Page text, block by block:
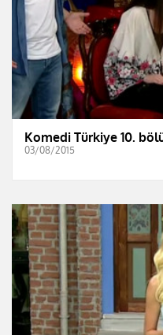
Komedi Türkiye 10.
03/08/2015